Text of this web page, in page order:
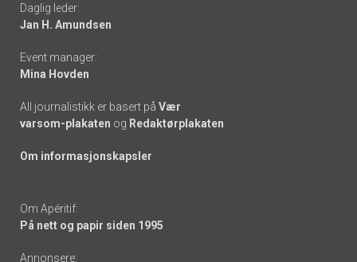
links
Daglig leder:
Jan H. Amundsen
Event manager:
Mina Hovden
All journalistikk er basert på Vær
varsom-plakaten og Redaktørplakaten
Om informasjonskapsler
Om Apéritif:
På nett og papir siden 1995
Annonsere: